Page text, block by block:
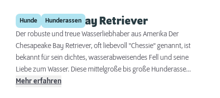
Anpassungsfähigkeit hat sich das Löwchen zu einem
geschätzten Familienmitglied und einem bezaubernden Begleiter
für Menschen in aller Welt entwickelt.
Hunde Hunderassen
Chesapeake Bay Retriever
Der robuste und treue Wasserliebhaber aus Amerika Der
Chesapeake Bay Retriever, oft liebevoll "Chessie" genannt, ist
bekannt für sein dichtes, wasserabweisendes Fell und seine
Liebe zum Wasser. Diese mittelgroße bis große Hunderasse
zeichnet sich durch ihre Intelligenz, Kraft und Ausdauer aus, was
Mehr erfahren